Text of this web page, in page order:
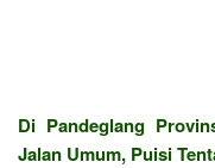
Di Pandeglang
Jalan Umum, Puisi